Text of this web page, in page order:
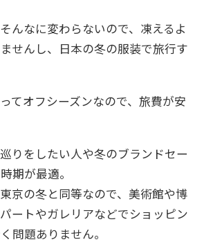
んなに変わらないので、凍えるよ
せんし、日本の冬の服装で旅行す
てオフシーズンなので、旅費が安
りをしたい人や冬のブランドセー
期が最適。
京の冬と同等なので、美術館や博
ートやガレリアなどでショッピン
問題ありません。